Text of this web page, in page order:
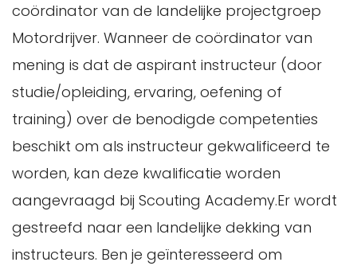
coördinator van de landelijke projectgroep
Motordrijver. Wanneer de coördinator van
mening is dat de aspirant instructeur (door
studie/opleiding, ervaring, oefening of
training) over de benodigde competenties
beschikt om als instructeur gekwalificeerd te
worden, kan deze kwalificatie worden
aangevraagd bij Scouting Academy.Er wordt
gestreefd naar een landelijke dekking van
instructeurs. Ben je geïnteresseerd om